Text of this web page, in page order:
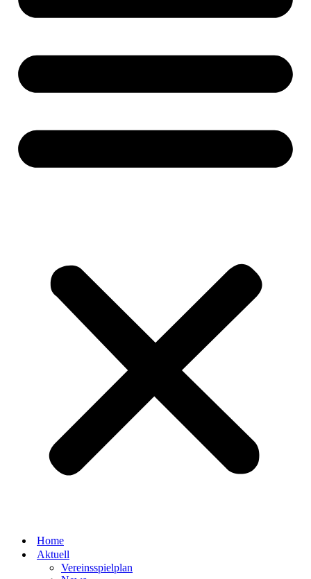
Home
Aktuell
Vereinsspielplan